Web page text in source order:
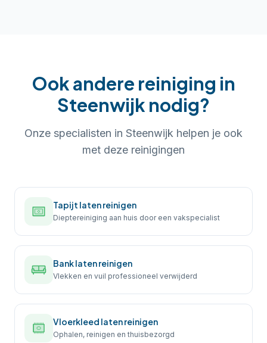
Ook andere reiniging in
Steenwijk nodig?
Onze specialisten in Steenwijk helpen je ook
met deze reinigingen
Tapijt laten reinigen
Dieptereiniging aan huis door een vakspecialist
Bank laten reinigen
Vlekken en vuil professioneel verwijderd
Vloerkleed laten reinigen
Ophalen, reinigen en thuisbezorgd